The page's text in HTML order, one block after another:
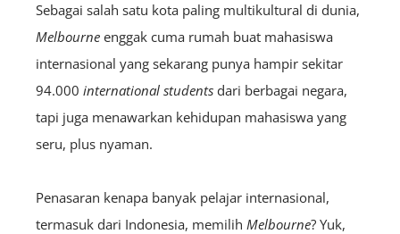
Sebagai salah satu kota paling multikultural di dunia,
Melbourne enggak cuma rumah buat mahasiswa
internasional yang sekarang punya hampir sekitar
94.000 international students dari berbagai negara,
tapi juga menawarkan kehidupan mahasiswa yang
seru, plus nyaman.
Penasaran kenapa banyak pelajar internasional,
termasuk dari Indonesia, memilih Melbourne? Yuk,